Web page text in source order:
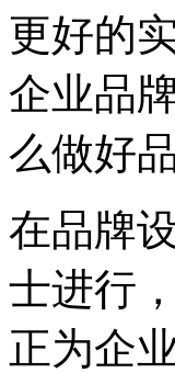
更好的
企业品
么做好
在品牌
士进行
正为企